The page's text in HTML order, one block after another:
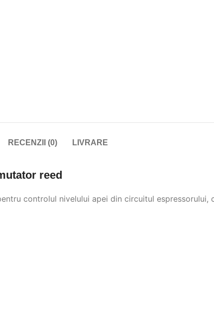
RECENZII (0) LIVRARE
reed
controlul nivelului apei din circuitul espressorului,